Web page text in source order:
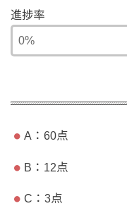
進捗率
A：60点
B：12点
C：3点